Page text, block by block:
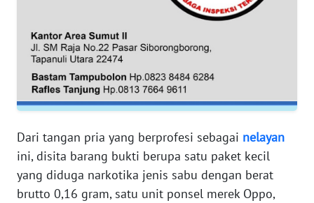
Dari tangan pria yang berprofesi sebagai nelayan
ini, disita barang bukti berupa satu paket kecil
yang diduga narkotika jenis sabu dengan berat
brutto 0,16 gram, satu unit ponsel merek Oppo,
WN
RIAU
WN
SERAMBI
WN
JAMBI
WN